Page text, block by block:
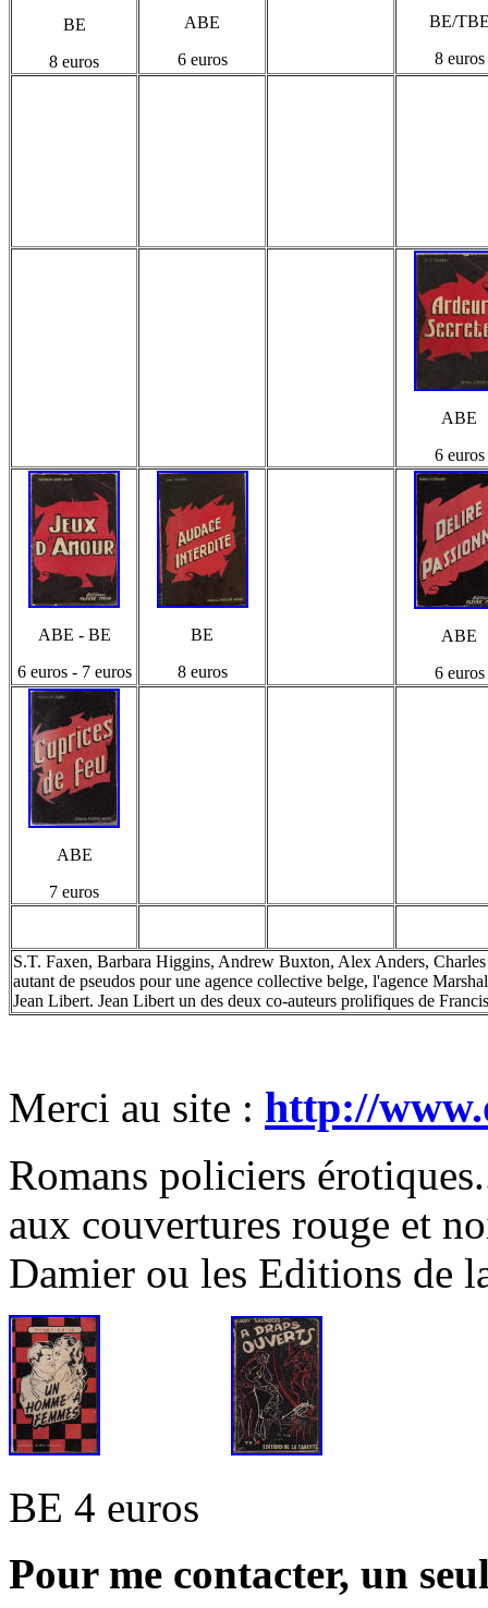
BE
8 euros
ABE
6 euros
BE/
8 euros
ABE
6 euros
ABE - BE
6 euros - 7 euros
BE
8 euros
ABE
6 euros
ABE
7 euros
S.T. Faxen, Barbara Higgins, Andrew Buxton, Alex Anders,
autant de pseudos pour une agence collective belge, l'agence
Jean Libert. Jean Libert un des deux co-auteurs prolifiques de
Merci au site : http://
Romans policiers
aux couvertures rouge et
Damier ou les Editions de
BE 4 euros
Pour me contacter, un